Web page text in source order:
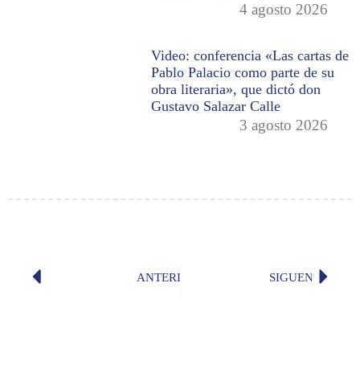
4 agosto 2026
Video: conferencia «Las cartas de
Pablo Palacio como parte de su
obra literaria», que dictó don
Gustavo Salazar Calle
3 agosto 2026
ANTERIOR «Paternidades», por don Juan
SIGUENTEEs